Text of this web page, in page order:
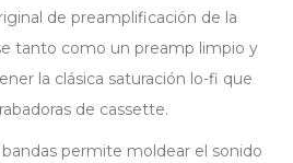
de preamplificación de la
tanto como un preamp limpio y
la clásica saturación lo-fi que
de cassette.
permite moldear el sonido